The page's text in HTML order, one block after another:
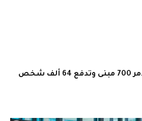
حرائق غابات بأمريكا تدمر 700 مبنى وتدفع 64 ألف شخص